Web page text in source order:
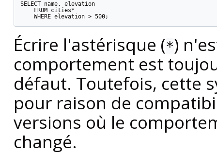
SELECT name, elevation
    FROM cities*
    WHERE elevation > 500;
Écrire l'astérisque (*)
comportement est
défaut. Toutefois, cette
pour raison de
versions où le
changé.